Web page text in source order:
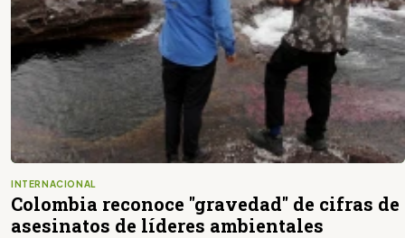
INTERNACIONAL
Colombia reconoce "gravedad" de cifras de
asesinatos de líderes ambientales